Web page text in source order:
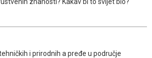
i prirodnih a pređe u područje